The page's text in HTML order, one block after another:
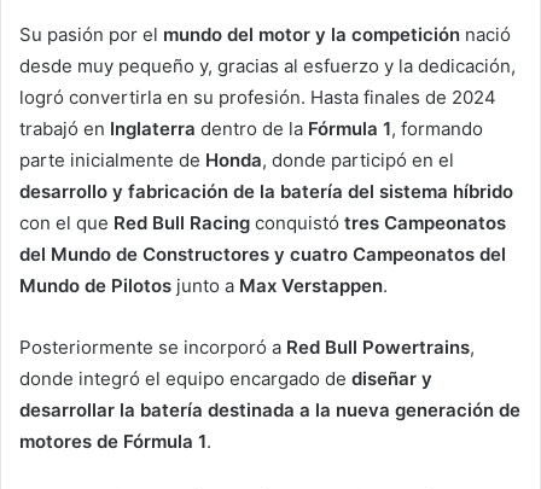
Su pasión por el mundo del motor y la competición nació
desde muy pequeño y, gracias al esfuerzo y la dedicación,
logró convertirla en su profesión. Hasta finales de 2024
trabajó en Inglaterra dentro de la Fórmula 1, formando
parte inicialmente de Honda, donde participó en el
desarrollo y fabricación de la batería del sistema híbrido
con el que Red Bull Racing conquistó tres Campeonatos
del Mundo de Constructores y cuatro Campeonatos del
Mundo de Pilotos junto a Max Verstappen.
Posteriormente se incorporó a Red Bull Powertrains,
donde integró el equipo encargado de diseñar y
desarrollar la batería destinada a la nueva generación de
motores de Fórmula 1.